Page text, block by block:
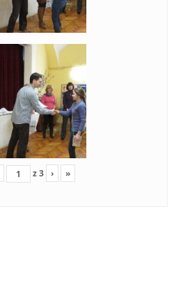
z3 › »